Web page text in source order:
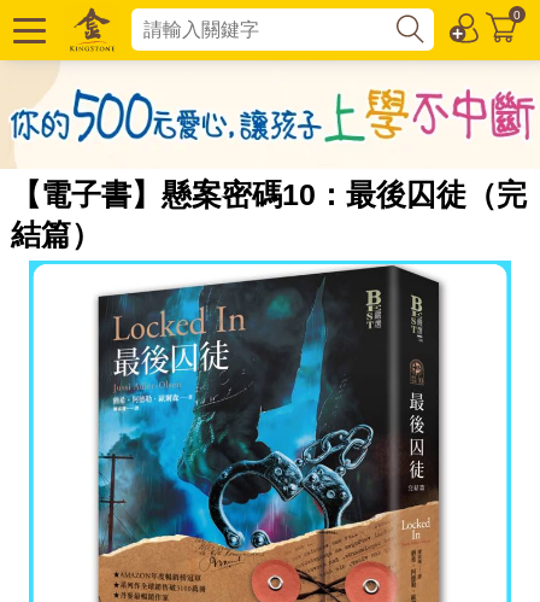
0
【電子書】懸案密碼10：最後囚徒（完
結篇）